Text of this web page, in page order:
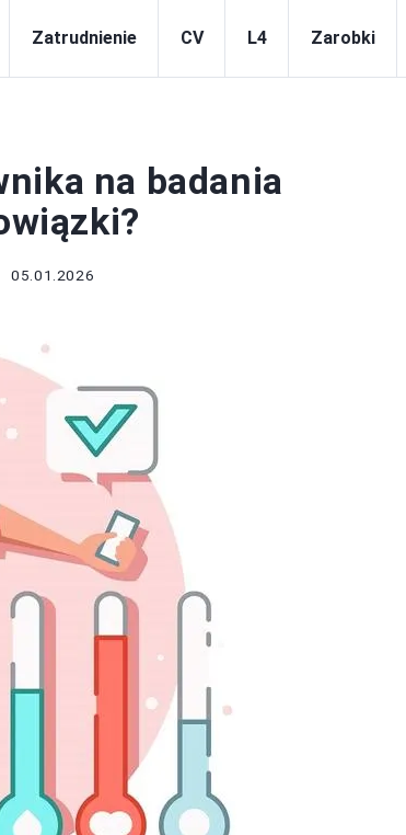
Zatrudnienie CV L4 Zarobki
na badania
05.01.2026